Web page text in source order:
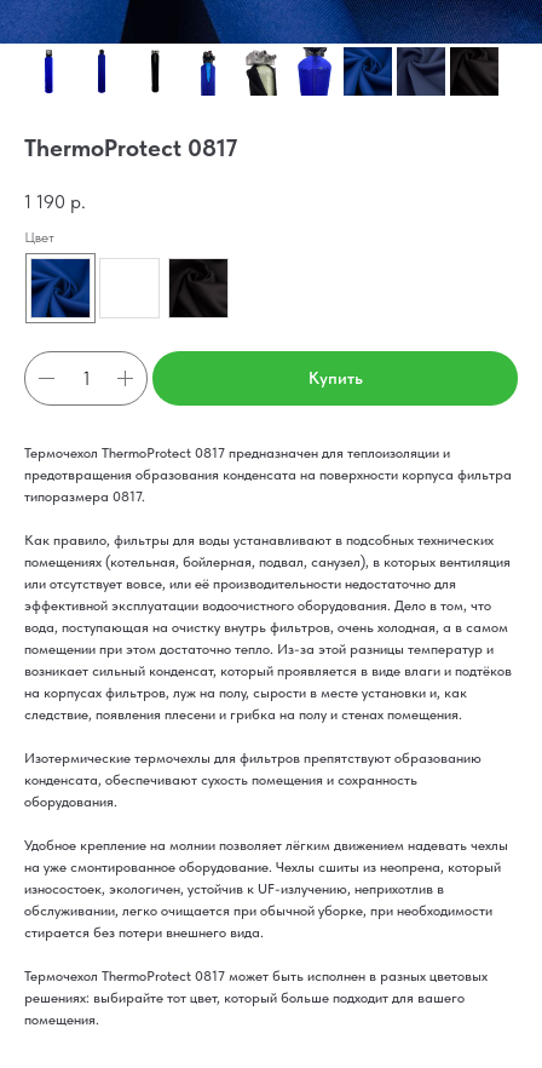
ThermoProtect 0817
1 190 р.
Цвет
Купить
Термочехол ThermoProtect 0817 предназначен для теплоизоляции и
предотвращения образования конденсата на поверхности корпуса фильтра
типоразмера 0817.
Как правило, фильтры для воды устанавливают в подсобных технических
помещениях (котельная, бойлерная, подвал, санузел), в которых вентиляция
или отсутствует вовсе, или её производительности недостаточно для
эффективной эксплуатации водоочистного оборудования. Дело в том, что
вода, поступающая на очистку внутрь фильтров, очень холодная, а в самом
помещении при этом достаточно тепло. Из-за этой разницы температур и
возникает сильный конденсат, который проявляется в виде влаги и подтёков
на корпусах фильтров, луж на полу, сырости в месте установки и, как
следствие, появления плесени и грибка на полу и стенах помещения.
Изотермические термочехлы для фильтров препятствуют образованию
конденсата, обеспечивают сухость помещения и сохранность
оборудования.
Удобное крепление на молнии позволяет лёгким движением надевать чехлы
на уже смонтированное оборудование. Чехлы сшиты из неопрена, который
износостоек, экологичен, устойчив к UF-излучению, неприхотлив в
обслуживании, легко очищается при обычной уборке, при необходимости
стирается без потери внешнего вида.
Термочехол ThermoProtect 0817 может быть исполнен в разных цветовых
решениях: выбирайте тот цвет, который больше подходит для вашего
помещения.